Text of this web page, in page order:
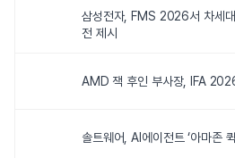
삼성전자, FMS 2026서 차세
전 제시
AMD 잭 후인 부사장, IFA
솔트웨어, AI에이전트 ‘아마존